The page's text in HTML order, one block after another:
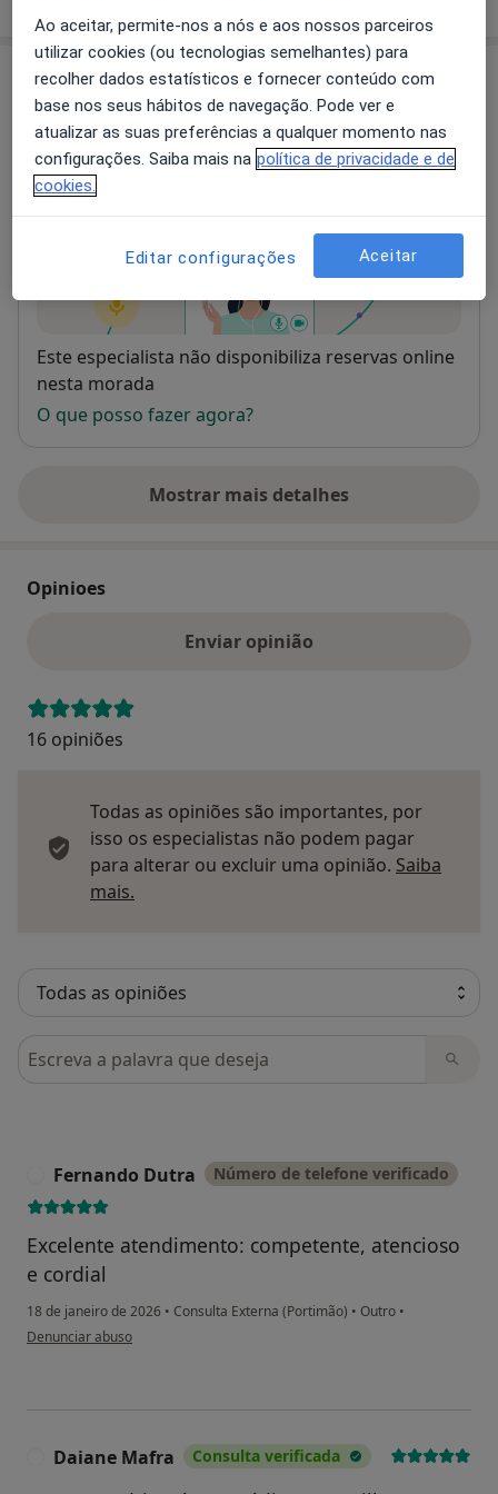
Consultórios (2)
Morada
Disponibilidade
Este especialista não disponibiliza reservas online
nesta morada
O que posso fazer agora?
Mostrar mais detalhes
sobre o endereço
Opinioes
Enviar opinião
16 opiniões
Todas as opiniões são importantes, por
isso os especialistas não podem pagar
para alterar ou excluir uma opinião. Saiba
mais.
Pesquisar em opiniões
Fernando Dutra Número de telefone verificado
Excelente atendimento: competente, atencioso
e cordial
18 de janeiro de 2026 • Consulta Externa (Portimão) • Outro •
na opinião do utilizador Fernando Dutra
Denunciar abuso
Daiane Mafra Consulta verificada
Ao aceitar, permite-nos a nós e aos nossos parceiros
utilizar cookies (ou tecnologias semelhantes) para
recolher dados estatísticos e fornecer conteúdo com
base nos seus hábitos de navegação. Pode ver e
atualizar as suas preferências a qualquer momento nas
configurações. Saiba mais na política de privacidade e de
cookies.
Editar configurações Aceitar